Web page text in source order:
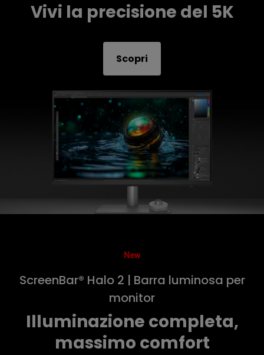
Vivi la precisione del 5K
Scopri
New
ScreenBar® Halo 2 | Barra luminosa per
monitor
Illuminazione completa,
massimo comfort